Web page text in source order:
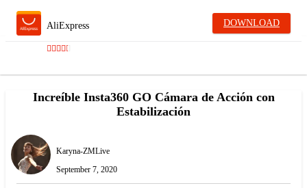
AliExpress DOWNLOAD
Increíble Insta360 GO Cámara de Acción con
Estabilización
Karyna-ZMLive
September 7, 2020